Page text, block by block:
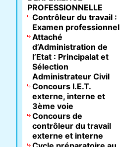
PROFESSIONNELLE
Contrôleur du travail :
Examen professionnel
Attaché
d’Administration de
l’Etat : Principalat et
Sélection
Administrateur Civil
Concours I.E.T.
externe, interne et
3ème voie
Concours de
contrôleur du travail
externe et interne